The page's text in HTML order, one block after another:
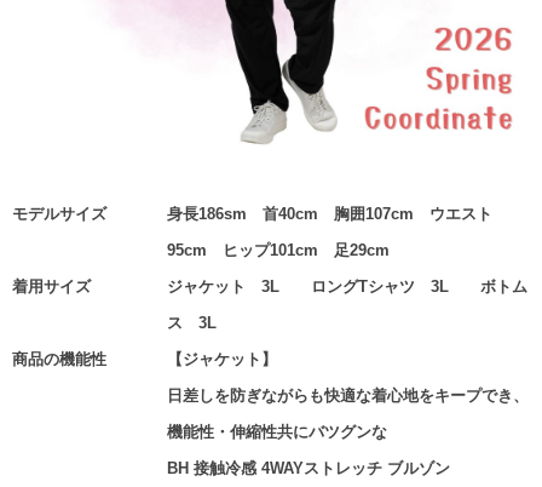
モデルサイズ
身長186sm 首40cm 胸囲107cm ウエスト
95cm ヒップ101cm 足29cm
着用サイズ
ジャケット 3L ロングTシャツ 3L ボトム
ス 3L
商品の機能性
【ジャケット】
日差しを防ぎながらも快適な着心地をキープでき、
機能性・伸縮性共にバツグンな
BH 接触冷感 4WAYストレッチ ブルゾン